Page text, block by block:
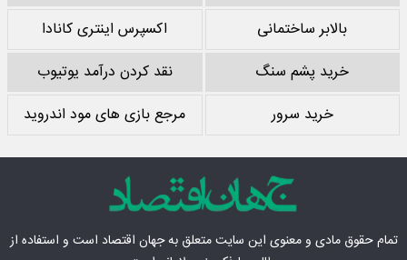
بالابر ساختمانی
اکسپرس اینتری کانادا
خرید پشم سنگ
نقد کردن درآمد یوتیوب
خرید سرور
مرجع بازی های مود اندروید
تمام حقوق مادی‌ و معنوی این سایت متعلق بهجهان اقتصاد است و استفاده از